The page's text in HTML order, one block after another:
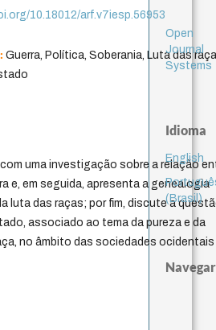
10.18012/arf.v7iesp.56953
Guerra, Política, Soberania, Luta das
uma investigação sobre a relação
e, em seguida, apresenta a genealogia
luta das raças; por fim, discute a
associado ao tema da pureza e da
no âmbito das sociedades ocidentais
Open
Journal
Systems
Idioma
English
(Brasil)
Navegar